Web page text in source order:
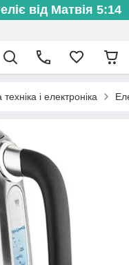
від Матвія 5:14
і електроніка